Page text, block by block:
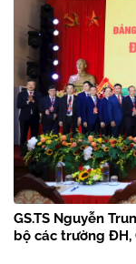
GS.TS Nguyễn
bộ các trường ĐH,